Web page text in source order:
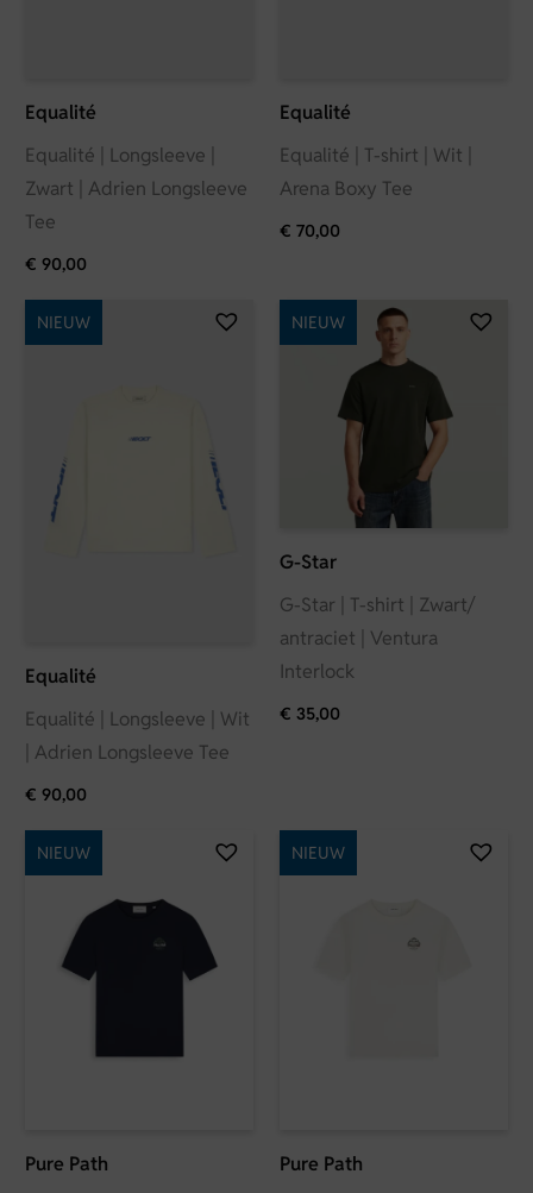
Equalité
Equalité | Longsleeve |
Zwart | Adrien Longsleeve
Tee
€ 90,00
Equalité
Equalité | T-shirt | Wit |
Arena Boxy Tee
€ 70,00
Equalité
NIEUW
Equalité | Longsleeve | Wit
| Adrien Longsleeve Tee
€ 90,00
G-Star
NIEUW
G-Star | T-shirt | Zwart/
antraciet | Ventura
Interlock
€ 35,00
Pure Path
NIEUW
Pure Path
NIEUW